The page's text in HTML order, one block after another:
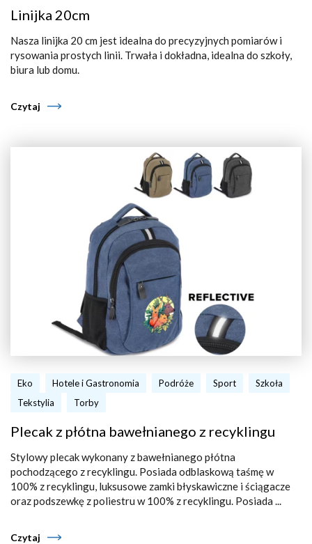
Linijka 20cm
Nasza linijka 20 cm jest idealna do precyzyjnych pomiarów i
rysowania prostych linii. Trwała i dokładna, idealna do szkoły,
biura lub domu.
Czytaj
Eko Hotele i Gastronomia Podróże Sport
Szkoła
Tekstylia
Torby
Plecak z płótna bawełnianego z recyklingu
Stylowy plecak wykonany z bawełnianego płótna
pochodzącego z recyklingu. Posiada odblaskową taśmę w
100% z recyklingu, luksusowe zamki błyskawiczne i ściągacze
oraz podszewkę z poliestru w 100% z recyklingu. Posiada ...
Czytaj